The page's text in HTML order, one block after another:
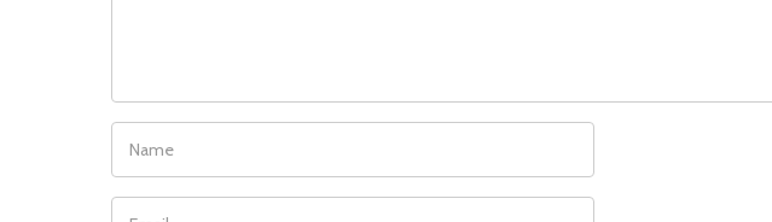
NAME
EMAIL